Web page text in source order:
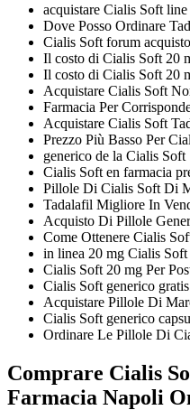
acquistare Cialis Soft line
Dove Posso Ordinare
Cialis Soft forum acquisto
Il costo di Cialis Soft 20
Il costo di Cialis Soft 20
Acquistare Cialis Soft
Farmacia Per
Acquistare Cialis Soft
Prezzo Più Basso Per
generico de la Cialis Soft
Cialis Soft en farmacia
Pillole Di Cialis Soft Di
Tadalafil Migliore In
Acquisto Di Pillole
Come Ottenere Cialis
in linea 20 mg Cialis
Cialis Soft 20 mg Per
Cialis Soft generico gratis
Acquistare Pillole Di
Cialis Soft generico
Ordinare Le Pillole Di
Comprare Cialis
Farmacia Napoli